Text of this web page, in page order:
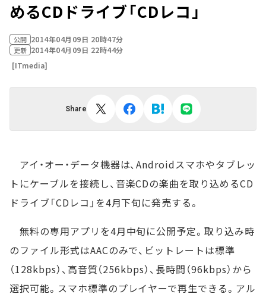
めるCDドライブ「CDレコ」
公開 2014年04月09日 20時47分
更新 2014年04月09日 22時44分
[ITmedia]
Share
アイ・オー・データ機器は、Androidスマホやタブレッ
トにケーブルを接続し、音楽CDの楽曲を取り込めるCD
ドライブ「CDレコ」を4月下旬に発売する。
無料の専用アプリを4月中旬に公開予定。取り込み時
のファイル形式はAACのみで、ビットレートは標準
（128kbps）、高音質（256kbps）、長時間（96kbps）から
選択可能。スマホ標準のプレイヤーで再生できる。アル